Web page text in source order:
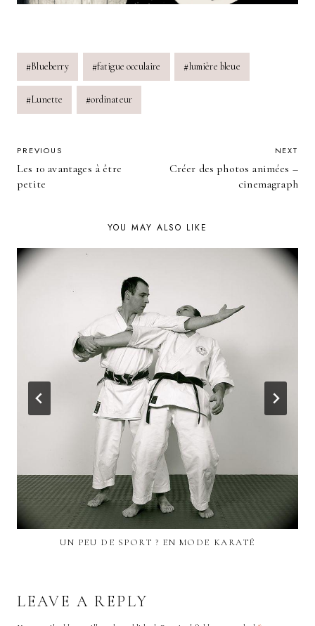
Post
Tags:
#Blueberry #fatigue occulaire #lumière bleue
#Lunette #ordinateur
POST
NAVIGATION
PREVIOUS
Les 10 avantages à être
petite
NEXT
Créer des photos animées –
cinemagraph
YOU MAY ALSO LIKE
UN PEU DE SPORT ? EN MODE KARATÉ
LEAVE A REPLY